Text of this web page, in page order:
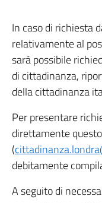
In caso di richiesta
relativamente al
sarà possibile
di cittadinanza,
della cittadinanza
Per presentare
direttamente
(
debitamente
A seguito di